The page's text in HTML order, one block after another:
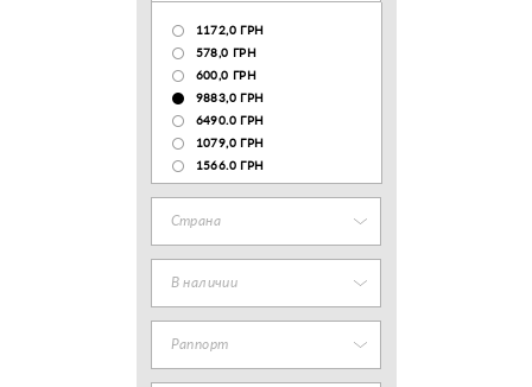
1172,0 ГРН
578,0 ГРН
600,0 ГРН
9883,0 ГРН
6490.0 ГРН
1079,0 ГРН
1566.0 ГРН
Страна
В наличии
Раппорт